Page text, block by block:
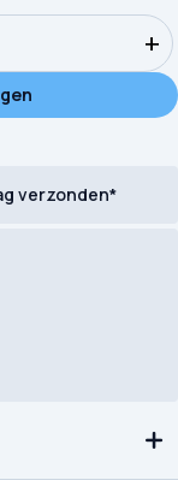
+
verzonden*